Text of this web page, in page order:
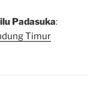
Padasuka:
Timur